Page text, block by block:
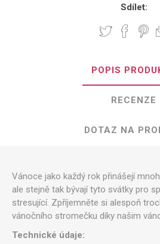
Sdílet:
POPIS
RECENZE
DOTAZ NA
Vánoce jako každý rok přinášejí
ale stejně tak bývají tyto svátky pro
stresující. Zpříjemněte si alespoň
vánočního stromečku díky našim
Technické údaje: